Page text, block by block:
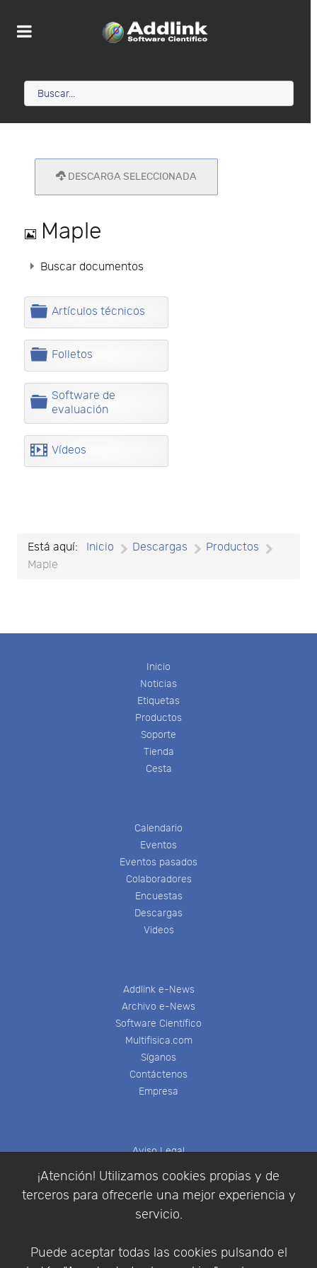
¡Atención! Utilizamos cookies propias y de
terceros para ofrecerle una mejor experiencia y
servicio.
Puede aceptar todas las cookies pulsando el
DESCARGA SELECCIONADA
Imagen
Maple
Buscar documentos
×- Maple
C
r
p
t
a
Artículos técnicos
C
r
p
e
t
a
Folletos
C
a
r
p
e
t
Software de
evaluación
vVídeos
Está aquí: Inicio Descargas
Productos
Maple
Inicio
Noticias
Etiquetas
Productos
Soporte
Tienda
Cesta
Calendario
Eventos
Eventos pasados
Colaboradores
Encuestas
Descargas
Videos
Addlink e-News
Archivo e-News
Software Científico
Multifisica.com
Síganos
Contáctenos
Empresa
Aviso Legal
Condiciones de compra
Identificarse